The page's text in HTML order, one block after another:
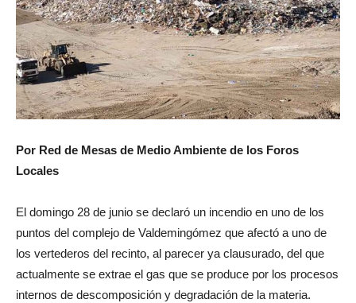
Por Red de Mesas de Medio Ambiente de los Foros
Locales
El domingo 28 de junio se declaró un incendio en uno de los
puntos del complejo de Valdemingómez que afectó a uno de
los vertederos del recinto, al parecer ya clausurado, del que
actualmente se extrae el gas que se produce por los procesos
internos de descomposición y degradación de la materia.